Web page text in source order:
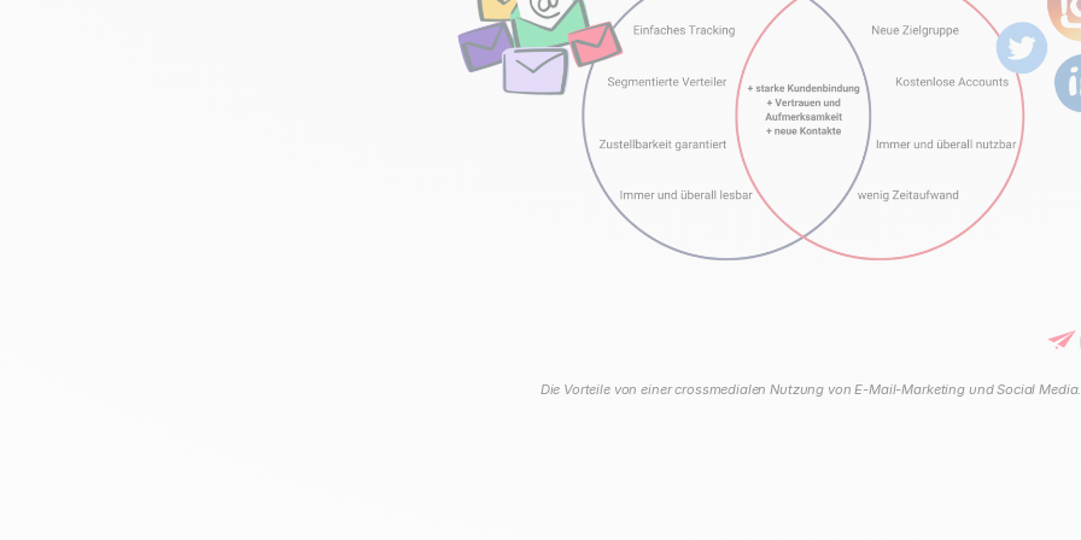
Die Vorteile von einer crossmedialen Nutzung von E-Mail-Marketing und Social Media.